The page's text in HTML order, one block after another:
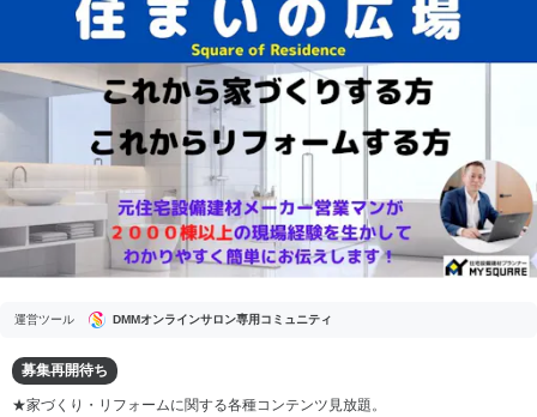
運営ツール DMMオンラインサロン専用コミュニティ
募集再開待ち
★家づくり・リフォームに関する各種コンテンツ見放題。